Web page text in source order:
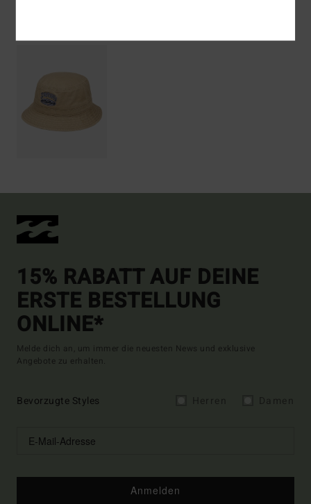
15% RABATT AUF DEINE
ERSTE BESTELLUNG
ONLINE*
Melde dich an, um immer die neuesten News und exklusive
Angebote zu erhalten.
Bevorzugte Styles
Anmelden